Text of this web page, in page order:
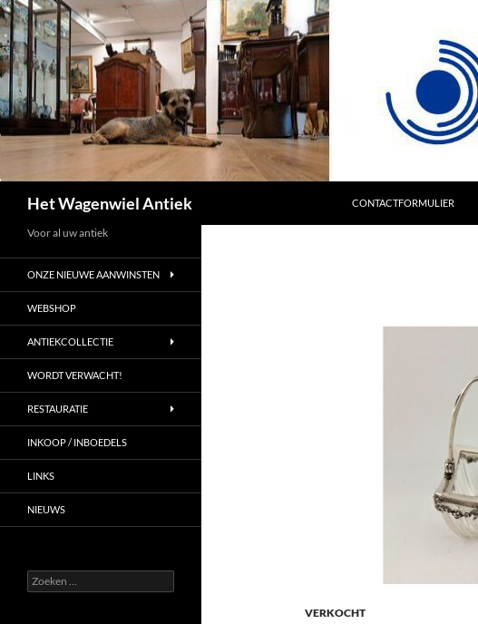
Het Wagenwiel Antiek
CONTACTFORMULIER
VERKOCHT
Voor al uw antiek
ONZE NIEUWE AANWINSTEN
WEBSHOP
ANTIEKCOLLECTIE
WORDT VERWACHT!
RESTAURATIE
INKOOP / INBOEDELS
LINKS
NIEUWS
Zoeken
naar: